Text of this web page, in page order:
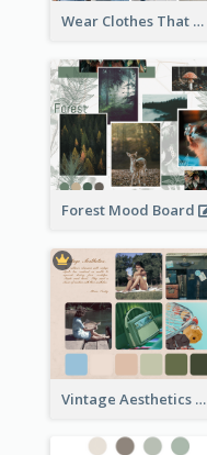
Wear Clothes That Matter Mood Board
Forest Mood Board
Vintage Aesthetics Mood Board